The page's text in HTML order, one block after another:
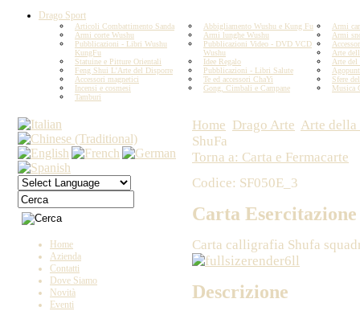
Drago Sport
Articoli Combattimento Sanda Abbigliamento Wushu e Kung Fu
Armi
Armi corte Wushu
Armi lunghe Wushu
Armi
Pubblicazioni - Libri Wushu
KungFu
Pubblicazioni Video - DVD VCD
Wushu
Arte
Statuine e Pitture Orientali
Idee Regalo
Arte del
Feng Shui L'Arte del Disporre
Pubblicazioni - Libri Salute
Accessori magnetici
Te ed accessori ChaYi
Sfere
Incensi e cosmesi
Gong, Cimbali e Campane
Musica
Tamburi
Home
Azienda
Contatti
Dove Siamo
Novità
Eventi
Home Drago Arte Arte
ShuFa
Torna a: Carta e Fermacarte
Codice: SF050E_3
Carta
Carta calligrafia Shufa
Descrizione